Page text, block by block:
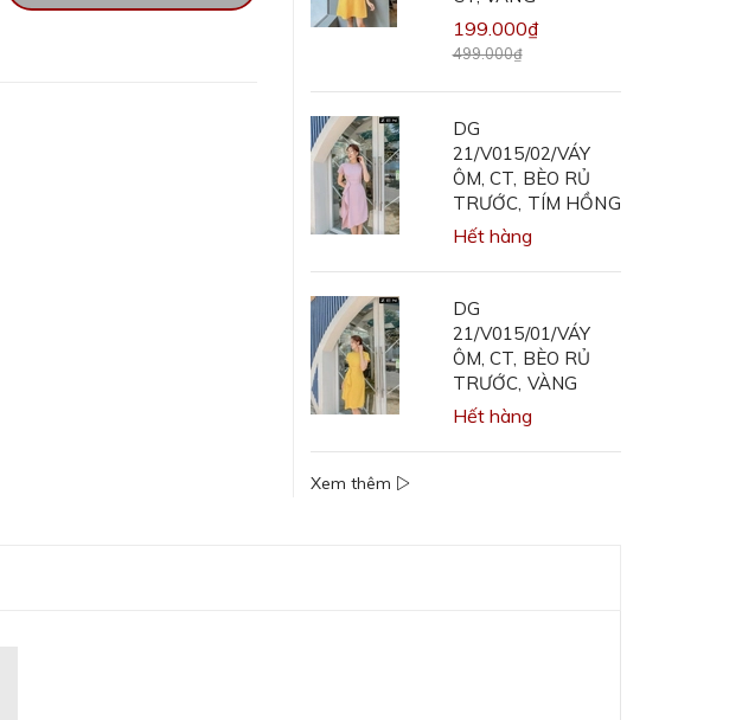
199.000₫
499.000₫
DG
21/V015/02/VÁY
ÔM, CT, BÈO RỦ
TRƯỚC, TÍM HỒNG
Hết hàng
DG
21/V015/01/VÁY
ÔM, CT, BÈO RỦ
TRƯỚC, VÀNG
Hết hàng
Xem thêm